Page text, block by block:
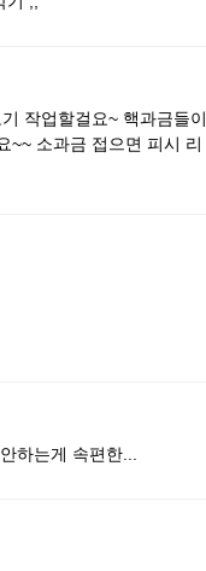
작업할걸요~ 핵과금들이
~~ 소과금 접으면 피시 리
하는게 속편한...